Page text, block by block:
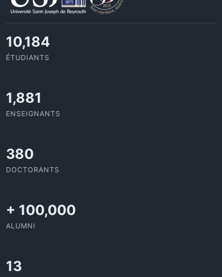
10,801
ÉTUDIANTS
1,995
ENSEIGNANTS
403
DOCTORANTS
+ 100,000
ALUMNI
13